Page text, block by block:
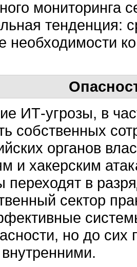
мониторинга
тенденция:
необходимости
ИТ-угрозы, в
собственных
органов
и хакерским
переходят в
сектор
, но до сих